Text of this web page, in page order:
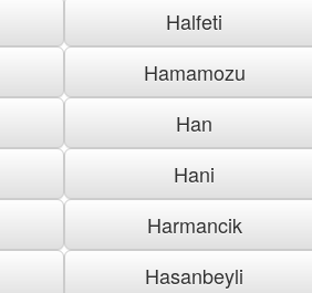
Halfeti
Hamamozu
Han
Hani
Harmancik
Hasanbeyli